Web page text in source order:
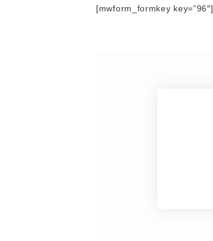
[mwform_formkey key=”96″]